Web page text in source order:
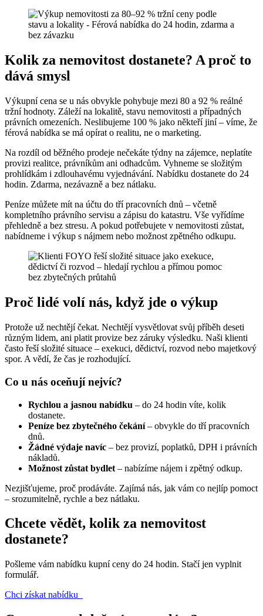
Kolik za nemovitost dostanete? A proč to
dává smysl
Výkupní cena se u nás obvykle pohybuje mezi 80 a 92 % reálné
tržní hodnoty. Záleží na lokalitě, stavu nemovitosti a případných
právních omezeních. Neslibujeme 100 % jako někteří jiní – víme, že
férová nabídka se má opírat o realitu, ne o marketing.
Na rozdíl od běžného prodeje nečekáte týdny na zájemce, neplatíte
provizi realitce, právníkům ani odhadcům. Vyhneme se složitým
prohlídkám i zdlouhavému vyjednávání. Nabídku dostanete do 24
hodin. Zdarma, nezávazně a bez nátlaku.
Peníze můžete mít na účtu do tří pracovních dnů – včetně
kompletního právního servisu a zápisu do katastru. Vše vyřídíme
přehledně a bez stresu. A pokud potřebujete v nemovitosti zůstat,
nabídneme i výkup s nájmem nebo možnost zpětného odkupu.
Proč lidé volí nás, když jde o výkup
Protože už nechtějí čekat. Nechtějí vysvětlovat svůj příběh deseti
různým lidem, ani platit provize bez záruky výsledku. Naši klienti
často řeší složité situace – exekuci, dědictví, rozvod nebo majetkový
spor. A vědí, že čas je rozhodující.
Co u nás oceňují nejvíc?
Rychlou a jasnou nabídku – do 24 hodin víte, kolik
dostanete.
Peníze bez zbytečného čekání– obvykle do tří pracovních
dnů.
Žádné výdaje navíc – bez provizí, poplatků, DPH i právních
nákladů.
Možnost zůstat bydlet – nabízíme nájem i zpětný odkup.
Nezjišťujeme, proč prodáváte. Zajímá nás, jak vám co nejlíp pomoct
– srozumitelně, rychle a bez nátlaku.
Chcete vědět, kolik za nemovitost
dostanete?
Pošleme vám nabídku kupní ceny do 24 hodin. Stačí jen vyplnit
formulář.
Chci získat nabídku